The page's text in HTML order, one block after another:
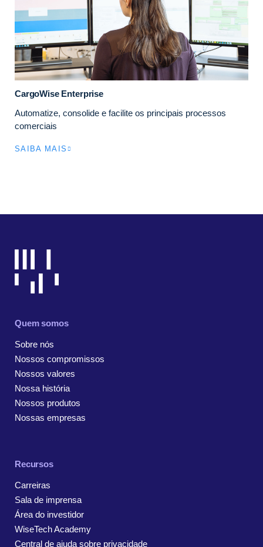
CargoWise Enterprise
Automatize, consolide e facilite os principais processos
comerciais
SAIBA MAIS
Quem somos
Sobre nós
Nossos compromissos
Nossos valores
Nossa história
Nossos produtos
Nossas empresas
Recursos
Carreiras
Sala de imprensa
Área do investidor
WiseTech Academy
Central de ajuda sobre privacidade